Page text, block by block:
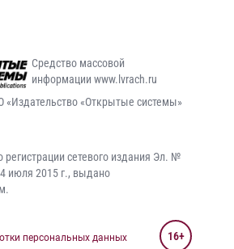
Средство массовой
информации www.lvrach.ru
«Издательство «Открытые системы»
регистрации сетевого издания Эл. №
июля 2015 г., выдано
персональных данных
16+